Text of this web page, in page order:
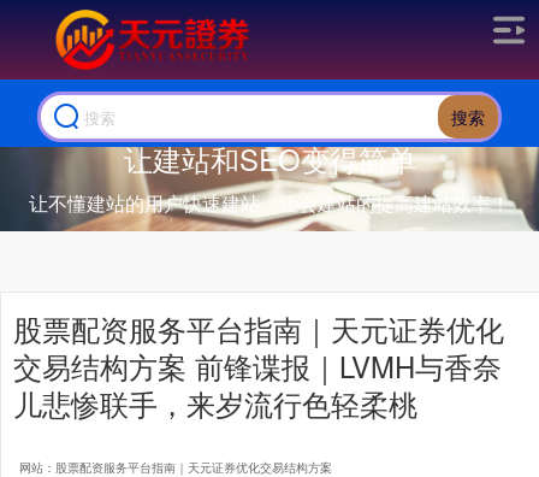
搜索
让建站和SEO变得简单
让不懂建站的用户快速建站，让会建站的提高建站效率！
股票配资服务平台指南｜天元证券优化
交易结构方案 前锋谍报｜LVMH与香奈
儿悲惨联手，来岁流行色轻柔桃
网站：股票配资服务平台指南｜天元证券优化交易结构方案